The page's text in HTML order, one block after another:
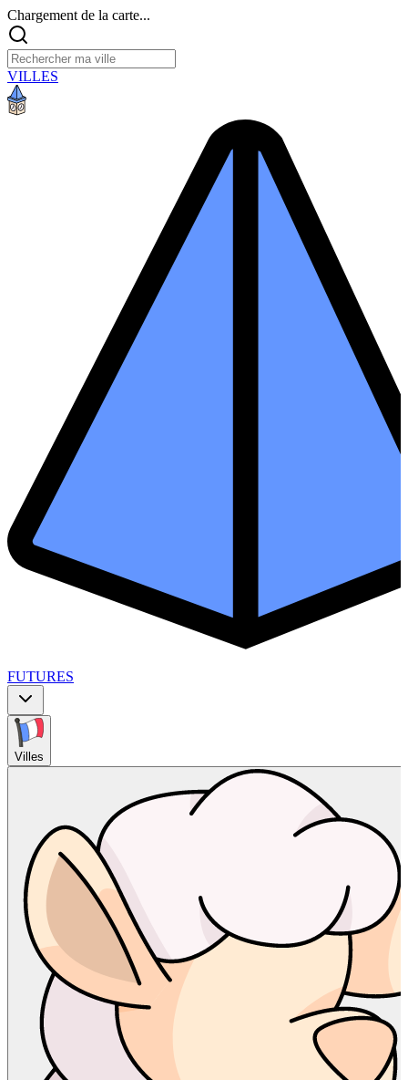
Chargement de la carte...
VILLES
FUTURES
Villes